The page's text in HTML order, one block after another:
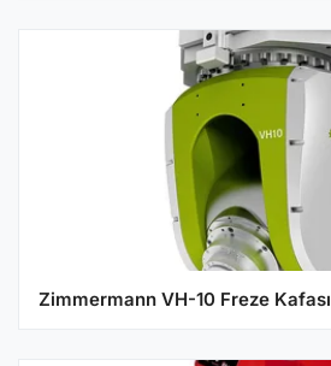
Zimmermann VH-10 Freze Kafası